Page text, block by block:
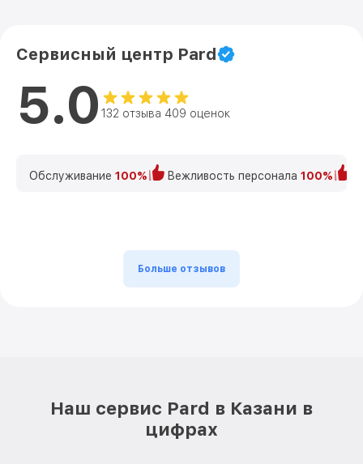
Сервисный центр Pard
5.0 132 отзыва 409 оценок
Обслуживание 100% Вежливость персонала 100%
Больше отзывов
Наш сервис Pard в Казани в
цифрах